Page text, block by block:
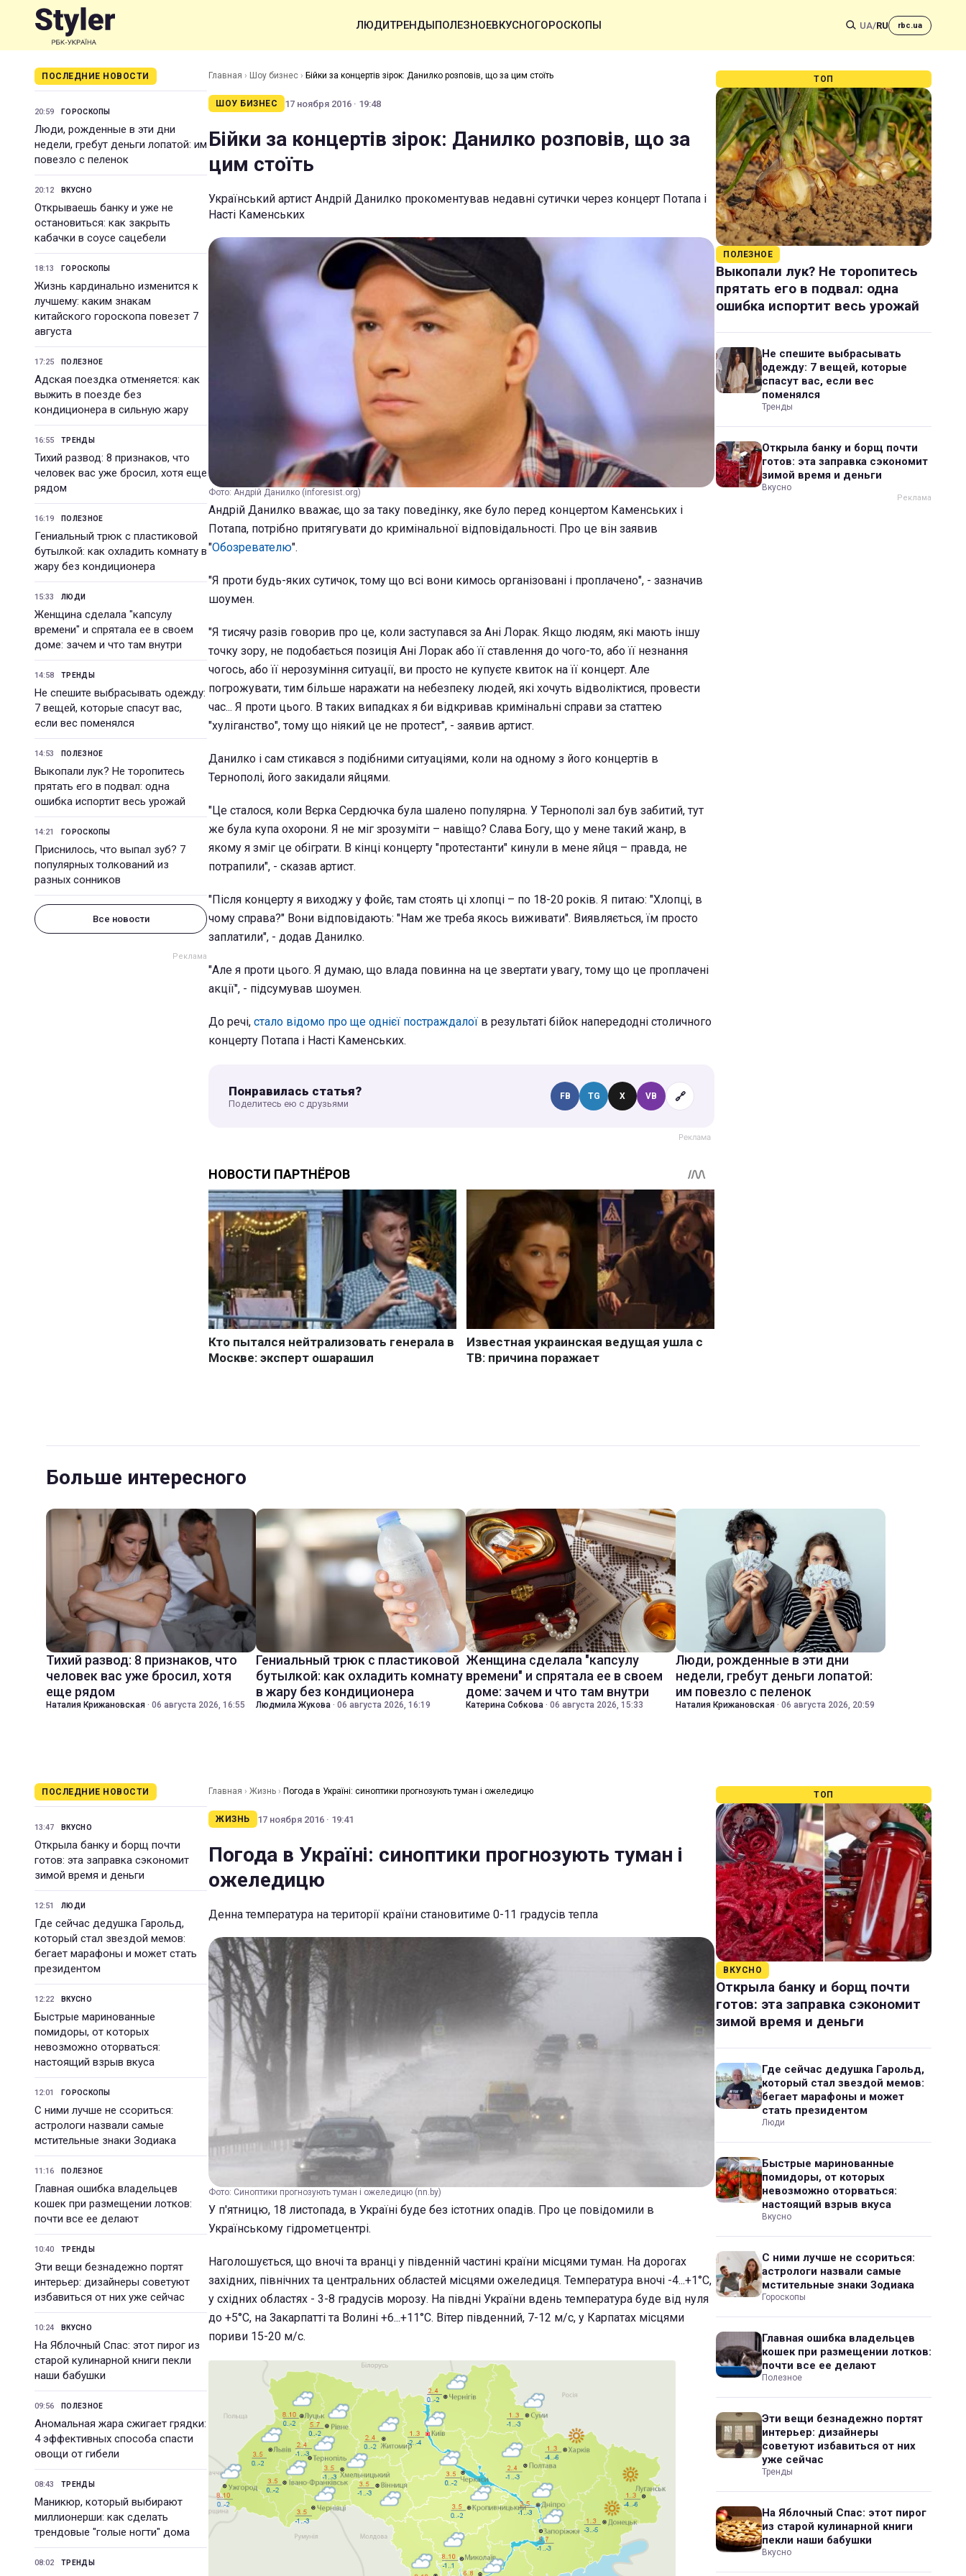
ЛЮДИТРЕНДЫПОЛЕЗНОЕВКУСНОГОРОСКОПЫ UA/RU rbc.ua
ПОСЛЕДНИЕ НОВОСТИ
20:59 ГОРОСКОПЫ
Люди, рожденные в эти дни
недели, гребут деньги лопатой: им
повезло с пеленок
20:12 ВКУСНО
Открываешь банку и уже не
остановиться: как закрыть
кабачки в соусе сацебели
18:13 ГОРОСКОПЫ
Жизнь кардинально изменится к
лучшему: каким знакам
китайского гороскопа повезет 7
августа
17:25 ПОЛЕЗНОЕ
Адская поездка отменяется: как
выжить в поезде без
кондиционера в сильную жару
16:55 ТРЕНДЫ
Тихий развод: 8 признаков, что
человек вас уже бросил, хотя еще
рядом
16:19 ПОЛЕЗНОЕ
Гениальный трюк с пластиковой
бутылкой: как охладить комнату в
жару без кондиционера
15:33 ЛЮДИ
Женщина сделала "капсулу
времени" и спрятала ее в своем
доме: зачем и что там внутри
14:58 ТРЕНДЫ
Не спешите выбрасывать одежду:
7 вещей, которые спасут вас,
если вес поменялся
14:53 ПОЛЕЗНОЕ
Выкопали лук? Не торопитесь
прятать его в подвал: одна
ошибка испортит весь урожай
14:21 ГОРОСКОПЫ
Приснилось, что выпал зуб? 7
популярных толкований из
разных сонников
Все новости
Главная › Шоу бизнес › Бійки за концертів зірок: Данилко розповів, що за цим стоїть
ШОУ БИЗНЕС 17 ноября 2016 · 19:48
Бійки за концертів зірок: Данилко розповів, що за
цим стоїть
Український артист Андрій Данилко прокоментував недавні сутички через концерт Потапа і
Насті Каменських
Фото: Андрій Данилко (inforesist.org)
Андрій Данилко вважає, що за таку поведінку, яке було перед концертом Каменських і
Потапа, потрібно притягувати до кримінальної відповідальності. Про це він заявив
"Обозревателю".
"Я проти будь-яких сутичок, тому що всі вони кимось організовані і проплачено", - зазначив
шоумен.
"Я тисячу разів говорив про це, коли заступався за Ані Лорак. Якщо людям, які мають іншу
точку зору, не подобається позиція Ані Лорак або її ставлення до чого-то, або її незнання
чогось, або її нерозуміння ситуації, ви просто не купуєте квиток на її концерт. Але
погрожувати, тим більше наражати на небезпеку людей, які хочуть відволіктися, провести
час... Я проти цього. В таких випадках я би відкривав кримінальні справи за статтею
"хуліганство", тому що ніякий це не протест", - заявив артист.
Данилко і сам стикався з подібними ситуаціями, коли на одному з його концертів в
Тернополі, його закидали яйцями.
"Це сталося, коли Вєрка Сердючка була шалено популярна. У Тернополі зал був забитий, тут
же була купа охорони. Я не міг зрозуміти – навіщо? Слава Богу, що у мене такий жанр, в
якому я зміг це обіграти. В кінці концерту "протестанти" кинули в мене яйця – правда, не
потрапили", - сказав артист.
"Після концерту я виходжу у фойє, там стоять ці хлопці – по 18-20 років. Я питаю: "Хлопці, в
чому справа?" Вони відповідають: "Нам же треба якось виживати". Виявляється, їм просто
заплатили", - додав Данилко.
"Але я проти цього. Я думаю, що влада повинна на це звертати увагу, тому що це проплачені
акції", - підсумував шоумен.
До речі, стало відомо про ще однієї постраждалої в результаті бійок напередодні столичного
концерту Потапа і Насті Каменських.
Понравилась статья?
Поделитесь ею с друзьями
FB TG X VB 🔗
ТОП
ПОЛЕЗНОЕ
Выкопали лук? Не торопитесь
прятать его в подвал: одна
ошибка испортит весь урожай
Не спешите выбрасывать
одежду: 7 вещей, которые
спасут вас, если вес
поменялся
Тренды
Открыла банку и борщ почти
готов: эта заправка сэкономит
зимой время и деньги
Вкусно
Больше интересного
Тихий развод: 8 признаков, что
человек вас уже бросил, хотя
еще рядом
Наталия Крижановская · 06 августа 2026, 16:55
Гениальный трюк с пластиковой
бутылкой: как охладить комнату
в жару без кондиционера
Людмила Жукова · 06 августа 2026, 16:19
Женщина сделала "капсулу
времени" и спрятала ее в своем
доме: зачем и что там внутри
Катерина Собкова · 06 августа 2026, 15:33
Люди, рожденные в эти дни
недели, гребут деньги лопатой:
им повезло с пеленок
Наталия Крижановская · 06 августа 2026, 20:59
ПОСЛЕДНИЕ НОВОСТИ
13:47 ВКУСНО
Открыла банку и борщ почти
готов: эта заправка сэкономит
зимой время и деньги
12:51 ЛЮДИ
Где сейчас дедушка Гарольд,
который стал звездой мемов:
бегает марафоны и может стать
президентом
12:22 ВКУСНО
Быстрые маринованные
помидоры, от которых
невозможно оторваться:
настоящий взрыв вкуса
12:01 ГОРОСКОПЫ
С ними лучше не ссориться:
астрологи назвали самые
мстительные знаки Зодиака
11:16 ПОЛЕЗНОЕ
Главная ошибка владельцев
кошек при размещении лотков:
почти все ее делают
10:40 ТРЕНДЫ
Эти вещи безнадежно портят
интерьер: дизайнеры советуют
избавиться от них уже сейчас
10:24 ВКУСНО
На Яблочный Спас: этот пирог из
старой кулинарной книги пекли
наши бабушки
09:56 ПОЛЕЗНОЕ
Аномальная жара сжигает грядки:
4 эффективных способа спасти
овощи от гибели
08:43 ТРЕНДЫ
Маникюр, который выбирают
миллионерши: как сделать
трендовые "голые ногти" дома
08:02 ТРЕНДЫ
Главная › Жизнь › Погода в Україні: синоптики прогнозують туман і ожеледицю
ЖИЗНЬ 17 ноября 2016 · 19:41
Погода в Україні: синоптики прогнозують туман і
ожеледицю
Денна температура на території країни становитиме 0-11 градусів тепла
Фото: Синоптики прогнозують туман і ожеледицю (nn.by)
У п'ятницю, 18 листопада, в Україні буде без істотних опадів. Про це повідомили в
Українському гідрометцентрі.
Наголошується, що вночі та вранці у південній частині країни місцями туман. На дорогах
західних, північних та центральних областей місцями ожеледиця. Температура вночі -4...+1°С,
у східних областях - 3-8 градусів морозу. На півдні України вдень температура буде від нуля
до +5°С, на Закарпатті та Волині +6...+11°С. Вітер південний, 7-12 м/с, у Карпатах місцями
пориви 15-20 м/с.
ТОП
ВКУСНО
Открыла банку и борщ почти
готов: эта заправка сэкономит
зимой время и деньги
Где сейчас дедушка Гарольд,
который стал звездой мемов:
бегает марафоны и может
стать президентом
Люди
Быстрые маринованные
помидоры, от которых
невозможно оторваться:
настоящий взрыв вкуса
Вкусно
С ними лучше не ссориться:
астрологи назвали самые
мстительные знаки Зодиака
Гороскопы
Главная ошибка владельцев
кошек при размещении лотков:
почти все ее делают
Полезное
Эти вещи безнадежно портят
интерьер: дизайнеры
советуют избавиться от них
уже сейчас
Тренды
На Яблочный Спас: этот пирог
из старой кулинарной книги
пекли наши бабушки
Вкусно